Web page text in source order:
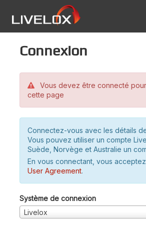
Connexion
Vous devez être connecté
cette page
Connectez-vous avec les détails
Vous pouvez utiliser un compte
Suède, Norvège et Australie un
En vous connectant, vous
User Agreement.
Système de connexion
Livelox